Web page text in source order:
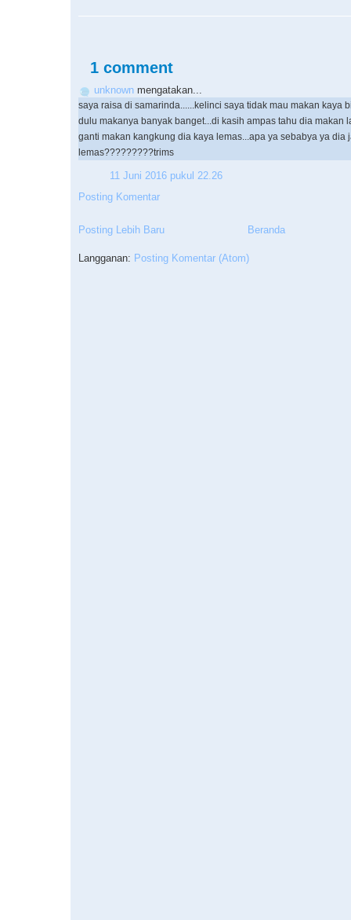
1 comment
unknown mengatakan...
saya raisa di samarinda......kelinci saya tidak mau makan kaya
dulu makanya banyak banget...di kasih ampas tahu dia makan
ganti makan kangkung dia kaya lemas...apa ya sebabya ya dia
lemas?????????trims
11 Juni 2016 pukul 22.26
Posting Komentar
Posting Lebih Baru Beranda
Langganan: Posting Komentar (Atom)